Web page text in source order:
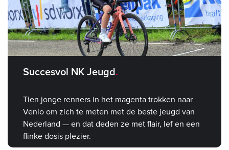
Succesvol NK Jeugd
Tien jonge renners in het magenta trokken naar
Venlo om zich te meten met de beste jeugd van
Nederland — en dat deden ze met flair, lef en een
flinke dosis plezier.